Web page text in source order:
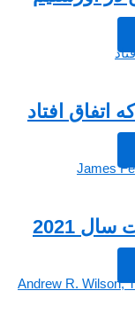
اتفاق افتاد
2021